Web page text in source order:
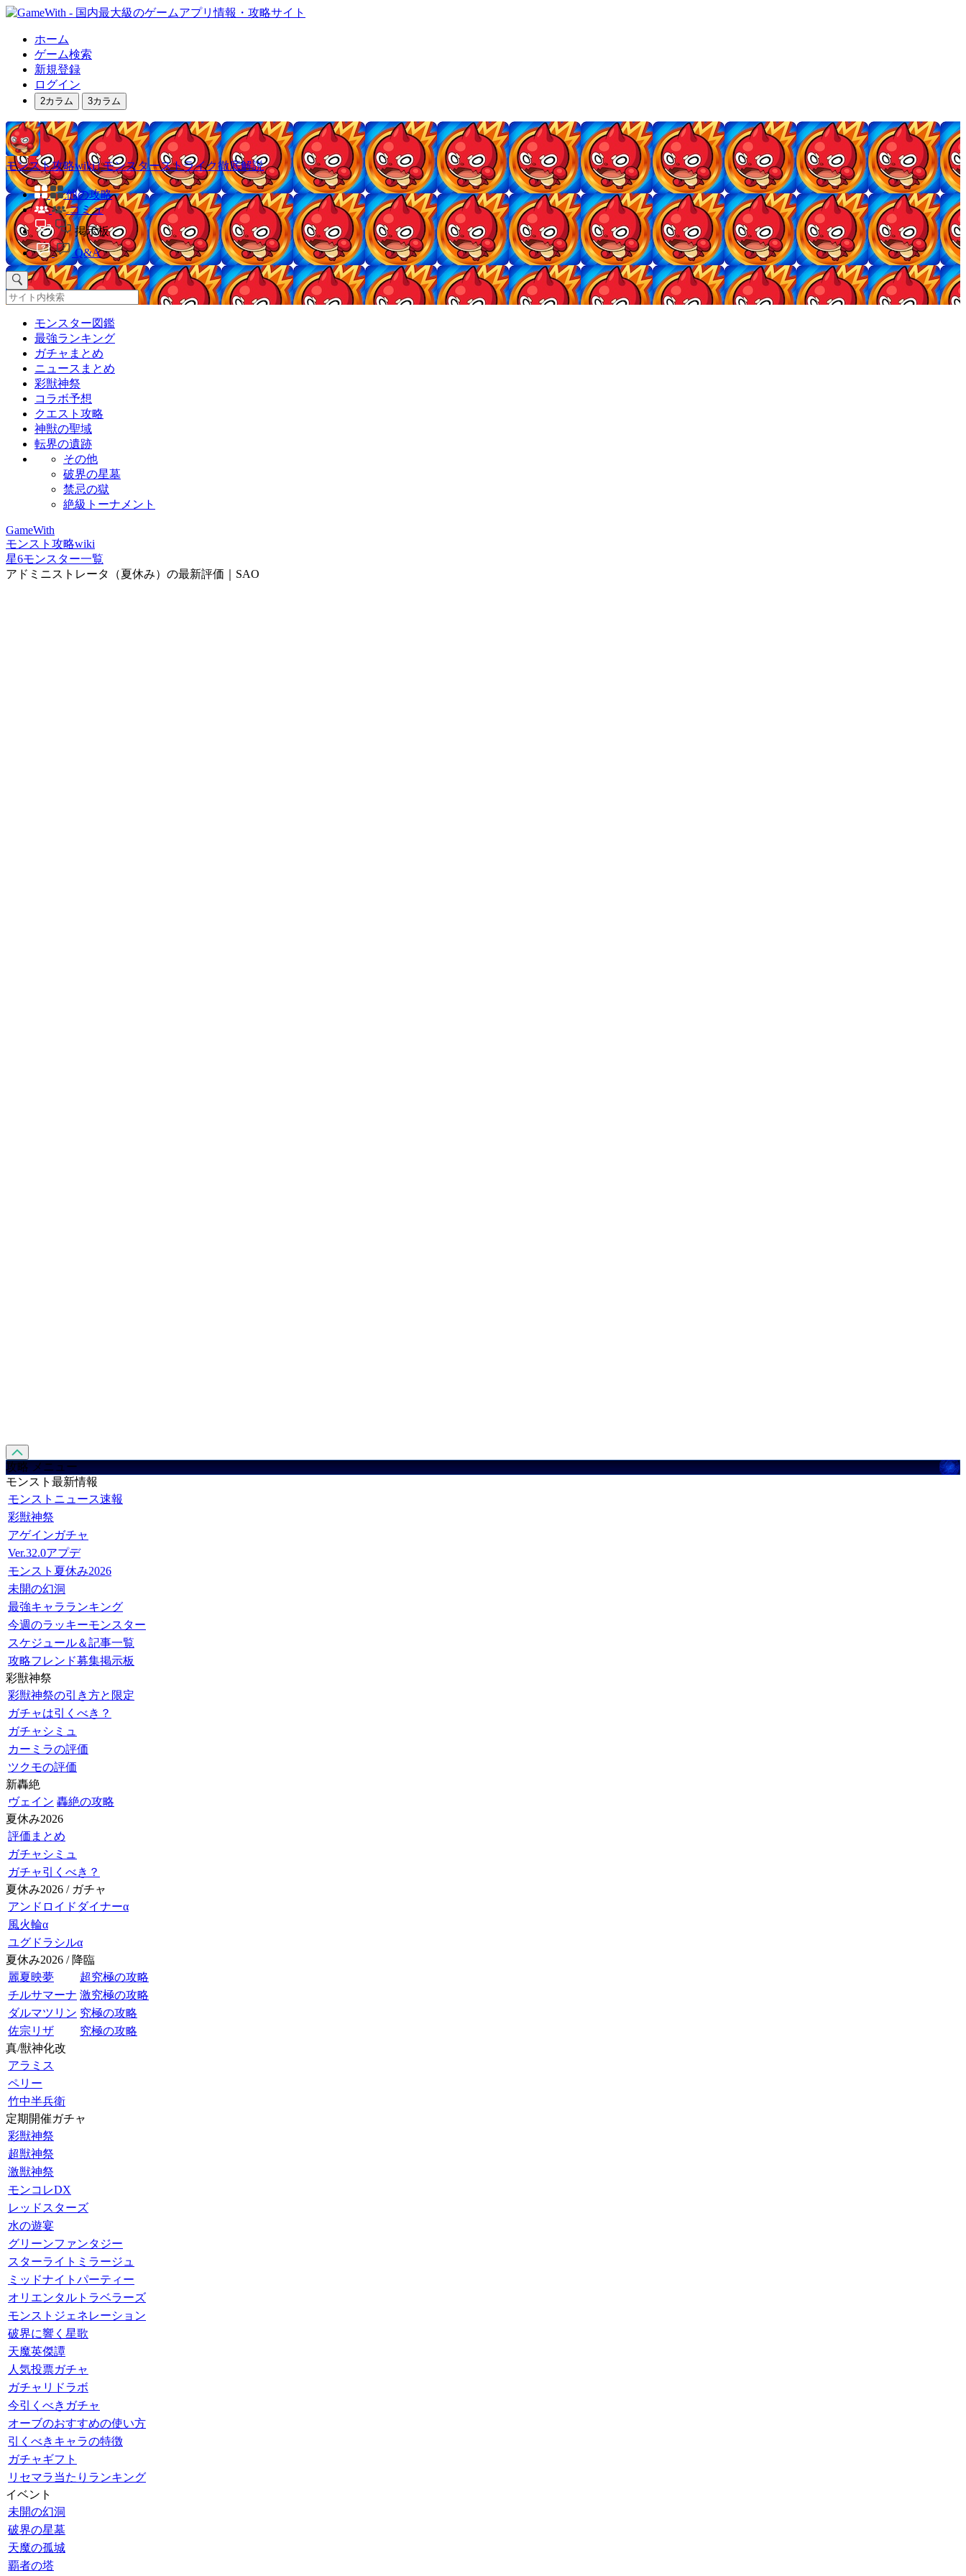
ホーム
ゲーム検索
新規登録
ログイン
2カラム 3カラム
モンスト攻略wiki | モンスターストライク徹底解説
他の攻略
コミュ
掲示板
Q&A
モンスター図鑑
最強ランキング
ガチャまとめ
ニュースまとめ
彩獣神祭
コラボ予想
クエスト攻略
神獣の聖域
転界の遺跡
その他
破界の星墓
禁忌の獄
絶級トーナメント
GameWith
モンスト攻略wiki
星6モンスター一覧
アドミニストレータ（夏休み）の最新評価｜SAO
攻略 メニュー
モンスト最新情報
モンストニュース速報
彩獣神祭
アゲインガチャ
Ver.32.0アプデ
モンスト夏休み2026
未開の幻洞
最強キャラランキング
今週のラッキーモンスター
スケジュール＆記事一覧
攻略フレンド募集掲示板
彩獣神祭
彩獣神祭の引き方と限定
ガチャは引くべき？
ガチャシミュ
カーミラの評価
ツクモの評価
新轟絶
ヴェイン 轟絶の攻略
夏休み2026
評価まとめ
ガチャシミュ
ガチャ引くべき？
夏休み2026 / ガチャ
アンドロイドダイナーα
風火輪α
ユグドラシルα
夏休み2026 / 降臨
麗夏映夢
超究極の攻略
チルサマーナ 激究極の攻略
ダルマツリン 究極の攻略
佐宗リザ
究極の攻略
真/獣神化改
アラミス
ペリー
竹中半兵衛
定期開催ガチャ
彩獣神祭
超獣神祭
激獣神祭
モンコレDX
レッドスターズ
水の遊宴
グリーンファンタジー
スターライトミラージュ
ミッドナイトパーティー
オリエンタルトラベラーズ
モンストジェネレーション
破界に響く星歌
天魔英傑譚
人気投票ガチャ
ガチャリドラボ
今引くべきガチャ
オーブのおすすめの使い方
引くべきキャラの特徴
ガチャギフト
リセマラ当たりランキング
イベント
未開の幻洞
破界の星墓
天魔の孤城
覇者の塔